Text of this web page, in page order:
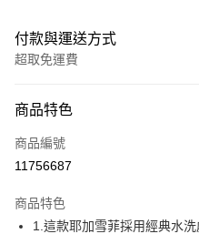
付款與運送方式
超取免運費
全家線上支付
運送方式
全家取貨付款
免運費
商品特色
商品編號
11756687
商品特色
1.這款耶加雪菲採用經典水